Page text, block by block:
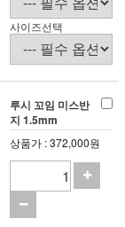
사이즈선택
루시 꼬임 미스반
지 1.5mm
상품가 : 372,000원